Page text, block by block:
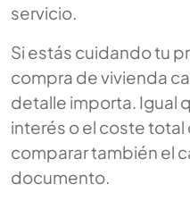
servicio.
Si estás cuidando tu
compra de vivienda
detalle importa. Igual
interés o el coste
comparar también el
documento.